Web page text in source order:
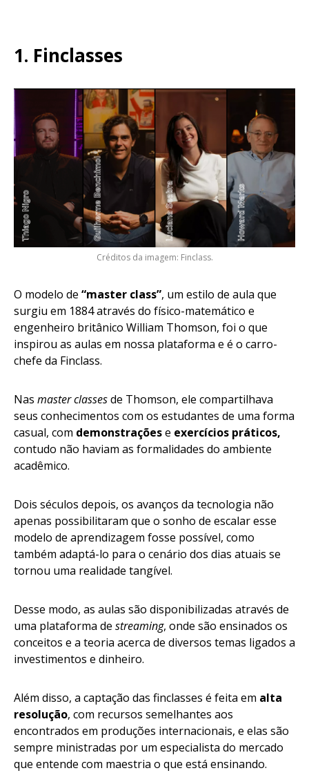
1. Finclasses
Créditos da imagem: Finclass.
O modelo de “master class”, um estilo de aula que
surgiu em 1884 através do físico-matemático e
engenheiro britânico William Thomson, foi o que
inspirou as aulas em nossa plataforma e é o carro-
chefe da Finclass.
Nas master classesde Thomson, ele compartilhava
seus conhecimentos com os estudantes de uma forma
casual, com demonstraçõese exercícios práticos,
contudo não haviam as formalidades do ambiente
acadêmico.
Dois séculos depois, os avanços da tecnologia não
apenas possibilitaram que o sonho de escalar esse
modelo de aprendizagem fosse possível, como
também adaptá-lo para o cenário dos dias atuais se
tornou uma realidade tangível.
Desse modo, as aulas são disponibilizadas através de
uma plataforma de streaming, onde são ensinados os
conceitos e a teoria acerca de diversos temas ligados a
investimentos e dinheiro.
Além disso, a captação das finclasses é feita em alta
resolução, com recursos semelhantes aos
encontrados em produções internacionais, e elas são
sempre ministradas por um especialista do mercado
que entende com maestria o que está ensinando.